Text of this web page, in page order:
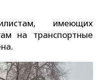
имеющих
на транспортные